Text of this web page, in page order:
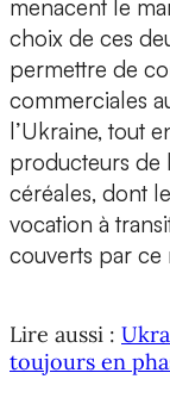
menacent le
choix de ces
permettre de
commerciales
l’Ukraine, tout
producteurs de
céréales, dont
vocation à
couverts par ce
Lire aussi :
toujours en